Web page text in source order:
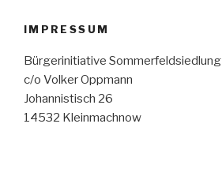
IMPRESSUM
Bürgerinitiative Sommerfeldsiedlung
c/o Volker Oppmann
Johannistisch 26
14532 Kleinmachnow